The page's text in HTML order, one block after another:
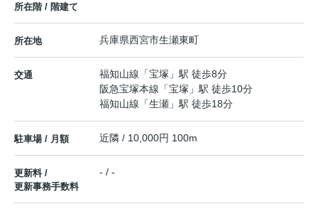
所在階 / 階建て
所在地 兵庫県西宮市生瀬東町
交通 福知山線 「宝塚 」駅 徒歩8分
阪急宝塚本線 「宝塚 」駅 徒歩10分
福知山線 「生瀬 」駅 徒歩18分
駐車場 / 月額 近隣 / 10,000円 100m
更新料 /
更新事務手数料
- / -